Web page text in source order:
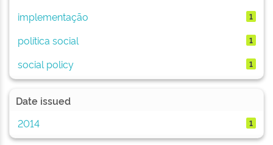
implementação 1
política social 1
social policy 1
Date issued
2014
1